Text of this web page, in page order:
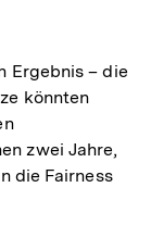
Ergebnis – die
könnten
zwei Jahre,
die Fairness